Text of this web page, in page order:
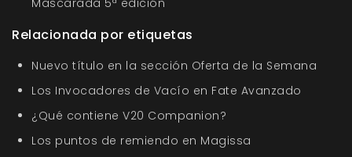
Mascarada 5ª edición
Relacionada por etiquetas
Nuevo título en la sección Oferta de la Semana
Los Invocadores de Vacío en Fate Avanzado
¿Qué contiene V20 Companion?
Los puntos de remiendo en Magissa